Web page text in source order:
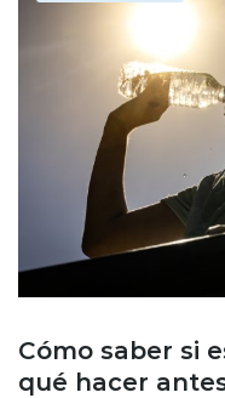
Cómo saber si
qué hacer